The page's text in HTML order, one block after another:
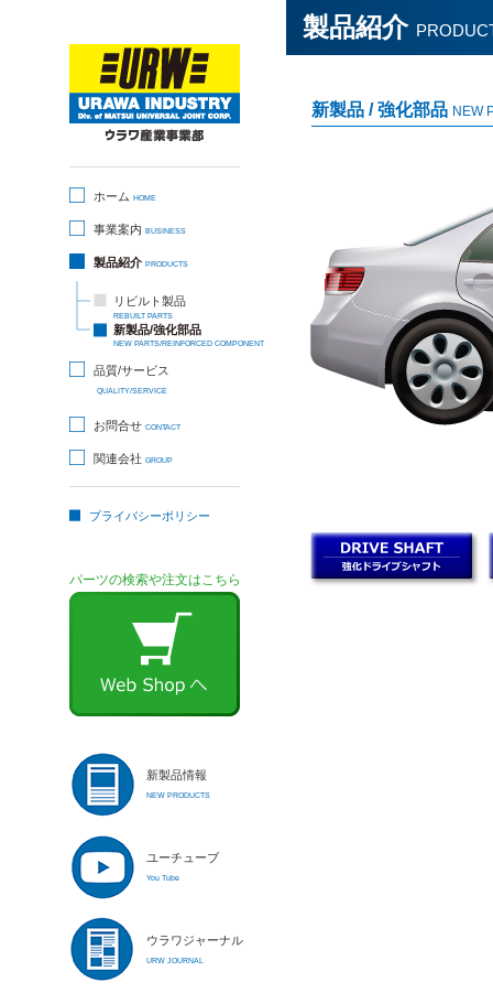
ホーム HOME
事業案内 BUSINESS
製品紹介 PRODUCTS
リビルト製品
REBUILT PARTS
新製品/強化部品
NEW PARTS/REINFORCED COMPONENT
品質/サービス
QUALITY/SERVICE
お問合せ CONTACT
関連会社 GROUP
プライバシーポリシー
パーツの検索や注文はこちら
新製品情報
NEW PRODUCTS
ユーチューブ
You Tube
ウラワジャーナル
URW JOURNAL
製品紹介
新製品 / 強化部品 NEW